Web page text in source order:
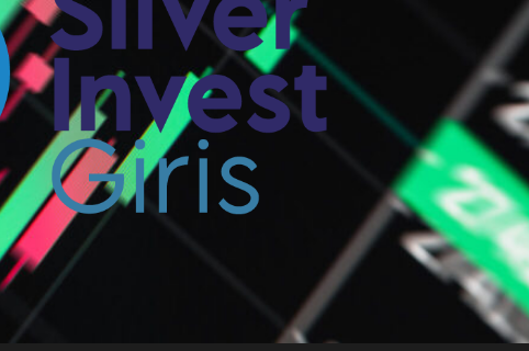
Silverinvest
Giriş